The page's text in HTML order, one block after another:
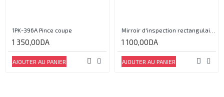
1PK-396A Pince coupe
1 350,00DA
AJOUTER AU PANIER
1 100,00DA
AJOUTER AU PANIER